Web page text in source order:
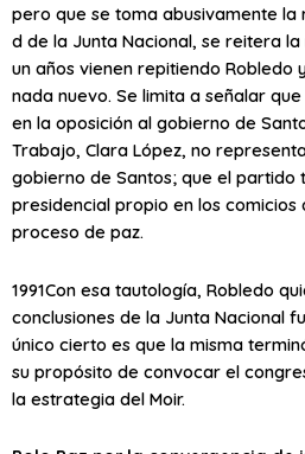
pero que se toma abusivamente
d de la Junta Nacional, se reitera
un años vienen repitiendo Robledo
nada nuevo. Se limita a señalar
en la oposición al gobierno de
Trabajo, Clara López, no
gobierno de Santos; que el partido
presidencial propio en los comicios
proceso de paz.
1991Con esa tautología, Robledo
conclusiones de la Junta Nacional
único cierto es que la misma
su propósito de convocar el
la estrategia del Moir.